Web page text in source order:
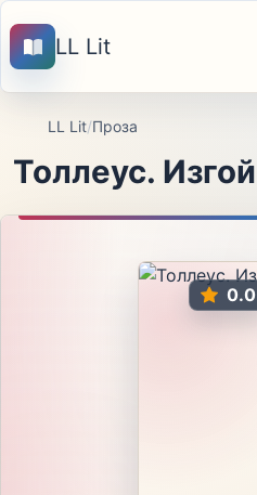
LL Lit
LL Lit/Проза
Толлеус. Изгой
0.0